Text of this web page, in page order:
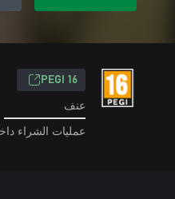
PEGI 16
عنف
عمليات الشراء